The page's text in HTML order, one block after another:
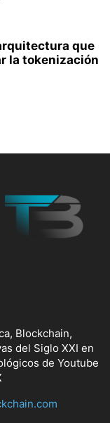
que
la tokenización
Blockchain,
del Siglo XXI en
de Youtube